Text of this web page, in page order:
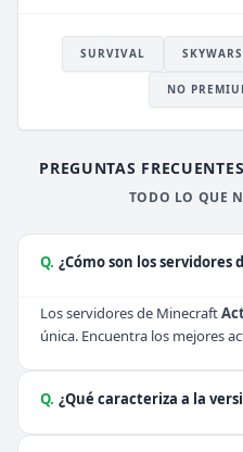
SURVIVAL SKYWARS
NO
PREGUNTAS
TODO LO QUE
Q. ¿Cómo son los servidores
Los servidores de Minecraft
única. Encuentra los mejores
Q. ¿Qué caracteriza a la